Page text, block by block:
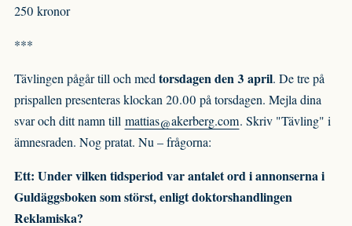
250 kronor
***
Tävlingen pågår till och med torsdagen den 3 april. De tre på
prispallen presenteras klockan 20.00 på torsdagen. Mejla dina
svar och ditt namn till mattias@akerberg.com. Skriv "Tävling" i
ämnesraden. Nog pratat. Nu – frågorna:
Ett: Under vilken tidsperiod var antalet ord i annonserna i
Guldäggsboken som störst, enligt doktorshandlingen
Reklamiska?